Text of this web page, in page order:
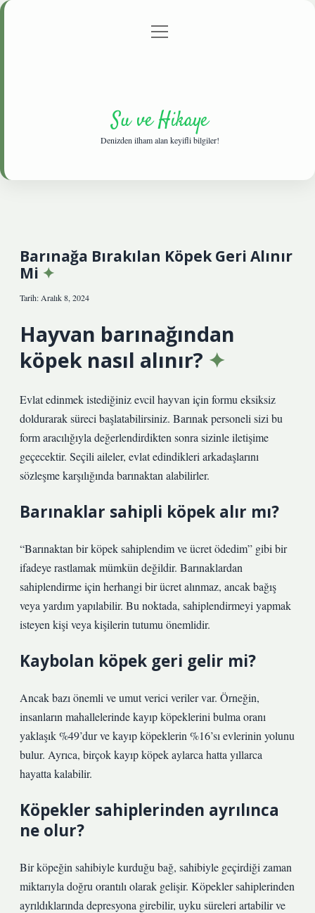
Gizlilik Politikası
menüyü
Su ve Hikaye
Denizden ilham alan keyifli bilgiler!
Barınağa Bırakılan Köpek Geri Alınır
Mi
Tarih: Aralık 8, 2024
Hayvan barınağından
köpek nasıl alınır?
Evlat edinmek istediğiniz evcil hayvan için formu eksiksiz
doldurarak süreci başlatabilirsiniz. Barınak personeli sizi bu
form aracılığıyla değerlendirdikten sonra sizinle iletişime
geçecektir. Seçili aileler, evlat edindikleri arkadaşlarını
sözleşme karşılığında barınaktan alabilirler.
Barınaklar sahipli köpek alır mı?
“Barınaktan bir köpek sahiplendim ve ücret ödedim” gibi bir
ifadeye rastlamak mümkün değildir. Barınaklardan
sahiplendirme için herhangi bir ücret alınmaz, ancak bağış
veya yardım yapılabilir. Bu noktada, sahiplendirmeyi yapmak
isteyen kişi veya kişilerin tutumu önemlidir.
Kaybolan köpek geri gelir mi?
Ancak bazı önemli ve umut verici veriler var. Örneğin,
insanların mahallelerinde kayıp köpeklerini bulma oranı
yaklaşık %49’dur ve kayıp köpeklerin %16’sı evlerinin yolunu
bulur. Ayrıca, birçok kayıp köpek aylarca hatta yıllarca
hayatta kalabilir.
Köpekler sahiplerinden ayrılınca
ne olur?
Bir köpeğin sahibiyle kurduğu bağ, sahibiyle geçirdiği zaman
miktarıyla doğru orantılı olarak gelişir. Köpekler sahiplerinden
ayrıldıklarında depresyona girebilir, uyku süreleri artabilir ve